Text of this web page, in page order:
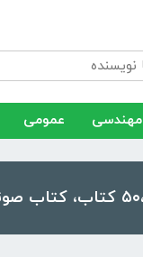
مهندسی عمومی